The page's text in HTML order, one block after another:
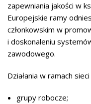
zapewniania jakości w
Europejskie ramy
członkowskim w
i doskonaleniu
zawodowego.
Działania w ramach sieci
grupy robocze;